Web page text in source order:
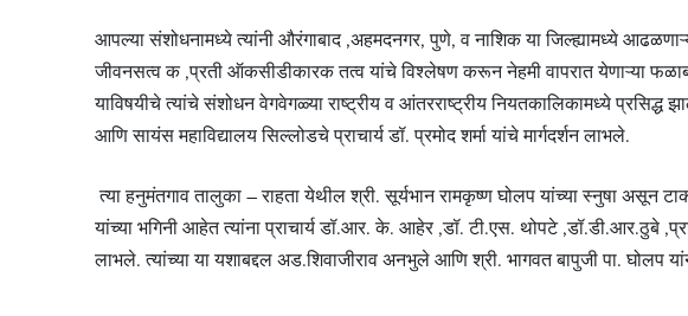
आपल्या संशोधनामध्ये त्यांनी औरंगाबाद ,अहमदनगर, पुणे, व नाशिक या जिल्ह्यामध्ये
जीवनसत्व क ,प्रती ऑकसीडीकारक तत्व यांचे विश्लेषण करून नेहमी वापरात येणाऱ्या
याविषयीचे त्यांचे संशोधन वेगवेगळ्या राष्ट्रीय व आंतरराष्ट्रीय नियतकालिकामध्ये प्रसिद्ध
आणि सायंस महाविद्यालय सिल्लोडचे प्राचार्य डॉ. प्रमोद शर्मा यांचे मार्गदर्शन लाभले.
त्या हनुमंतगाव तालुका – राहता येथील श्री. सूर्यभान रामकृष्ण घोलप यांच्या स्नुषा असून
यांच्या भगिनी आहेत त्यांना प्राचार्य डॉ.आर. के. आहेर ,डॉ. टी.एस. थोपटे ,डॉ.डी.आर.ठुबे
लाभले. त्यांच्या या यशाबद्दल अड.शिवाजीराव अनभुले आणि श्री. भागवत बापुजी पा. घोलप